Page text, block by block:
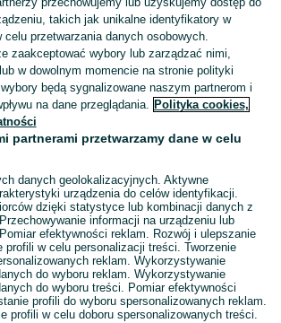
Zobacz
takich jak unikalne identyfikatory w
celu przetwarzania danych osobowych.
zaakceptować wybory lub zarządzać nimi,
w dowolnym momencie na stronie polityki
będą sygnalizowane naszym partnerom i
na dane przeglądania. Polityka cookies,
partnerami przetwarzamy dane w celu
danych geolokalizacyjnych. Aktywne
urządzenia do celów identyfikacji.
dzięki statystyce lub kombinacji danych z
informacji na urządzeniu lub
efektywności reklam. Rozwój i ulepszanie
profili w celu personalizacji treści. Tworzenie
reklam. Wykorzystywanie
do wyboru reklam. Wykorzystywanie
do wyboru treści. Pomiar efektywności
profili do wyboru spersonalizowanych reklam.
profili w celu doboru spersonalizowanych treści.